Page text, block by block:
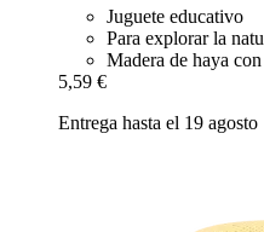
Juguete educativo
Para explorar la
Madera de haya
5,59 €
Entrega hasta el 19 agosto